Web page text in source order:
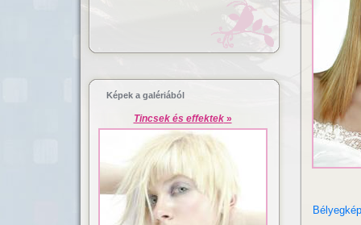
Hajgyógyászat,
Lézeres
dúsítás
Bélyegkép
Képek a galériából
Tincsek és effektek»